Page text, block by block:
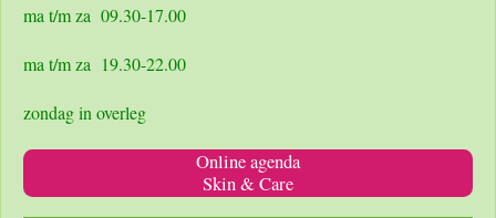
o
r
m
p
ma t/m za 09.30-17.00
ma t/m za 19.30-22.00
zondag in overleg
Online agenda
Skin & Care